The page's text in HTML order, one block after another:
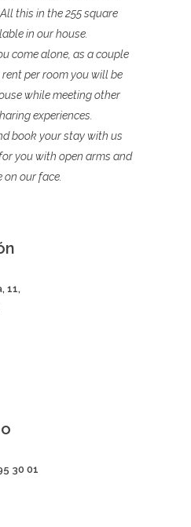
this in the 255 square
in our house.
come alone, as a couple
per room you will be
while meeting other
experiences.
book your stay with us
you with open arms and
on our face.
11,
30 01